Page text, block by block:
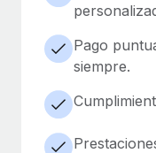
Pago
siempre.